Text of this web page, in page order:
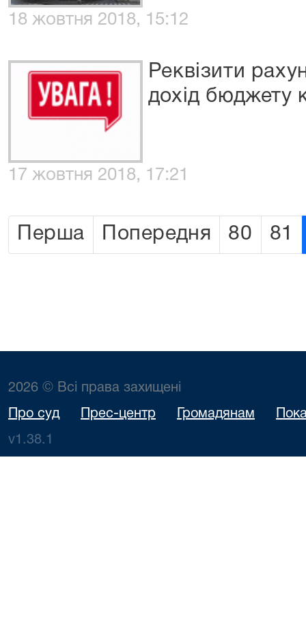
18 жовтня 2018, 15:12
Реквізити
дохід бюджету
17 жовтня 2018, 17:21
Перша Попередня 80 81
2026 © Всі права захищені
Про суд Прес-центр Громадянам
v1.38.1